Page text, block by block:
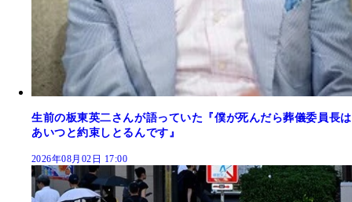
生前の板東英二さんが語っていた『僕が死んだら葬儀委員長は
あいつと約束しとるんです』
2026年08月02日 17:00